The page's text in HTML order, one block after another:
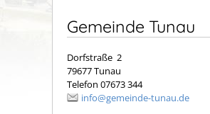
Gemeinde Tunau
Dorfstraße 2
79677 Tunau
Telefon 07673 344
info@gemeinde-tunau.de